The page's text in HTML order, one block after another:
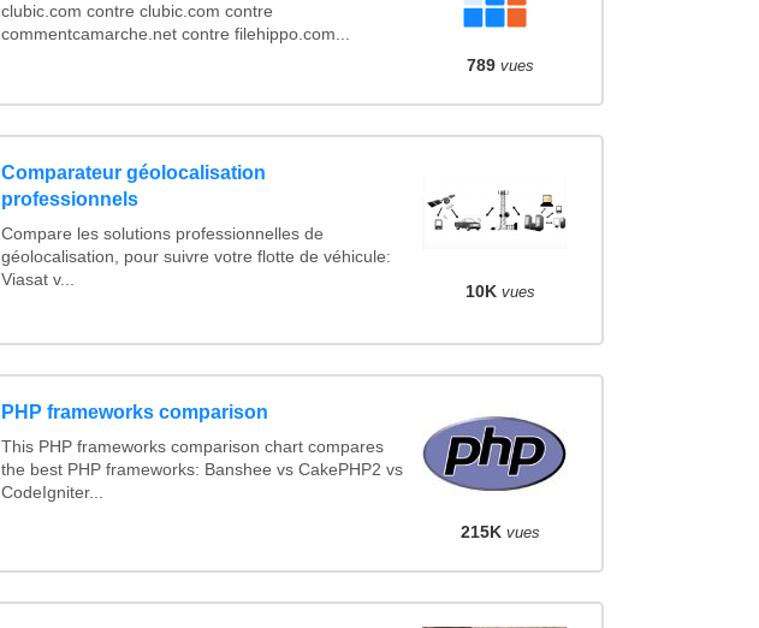
clubic.com contre clubic.com contre
commentcamarche.net contre filehippo.com...
789 vues
Comparateur géolocalisation
professionnels
Compare les solutions professionnelles de
géolocalisation, pour suivre votre flotte de véhicule:
Viasat v...
10K vues
PHP frameworks comparison
This PHP frameworks comparison chart compares
the best PHP frameworks: Banshee vs CakePHP2 vs
CodeIgniter...
215K vues